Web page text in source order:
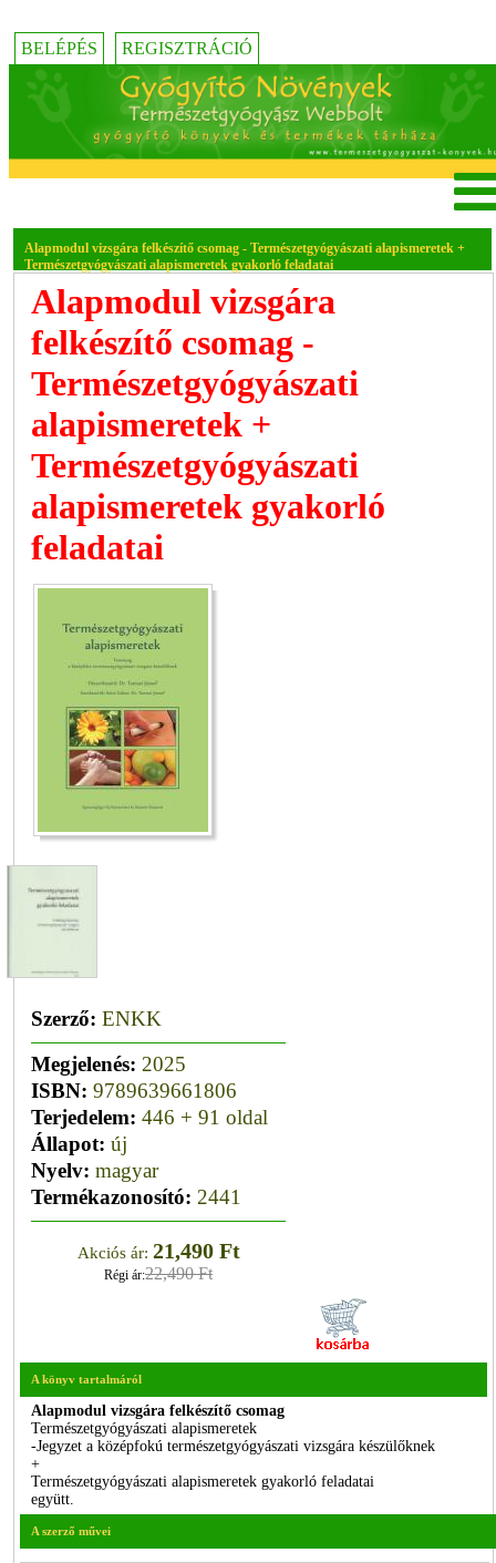
BELÉPÉS REGISZTRÁCIÓ
Alapmodul vizsgára felkészítő csomag - Természetgyógyászati alapismeretek +
Természetgyógyászati alapismeretek gyakorló feladatai
Alapmodul vizsgára
felkészítő csomag -
Természetgyógyászati
alapismeretek +
Természetgyógyászati
alapismeretek gyakorló
feladatai
Szerző: ENKK
Megjelenés: 2025
ISBN: 9789639661806
Terjedelem: 446 + 91 oldal
Állapot: új
Nyelv: magyar
Termékazonosító: 2441
Akciós ár: 21,490 Ft
Régi ár:22,490 Ft
A könyv tartalmáról
Alapmodul vizsgára felkészítő csomag
Természetgyógyászati alapismeretek
-Jegyzet a középfokú természetgyógyászati vizsgára készülőknek
+
Természetgyógyászati alapismeretek gyakorló feladatai
együtt.
A szerző művei